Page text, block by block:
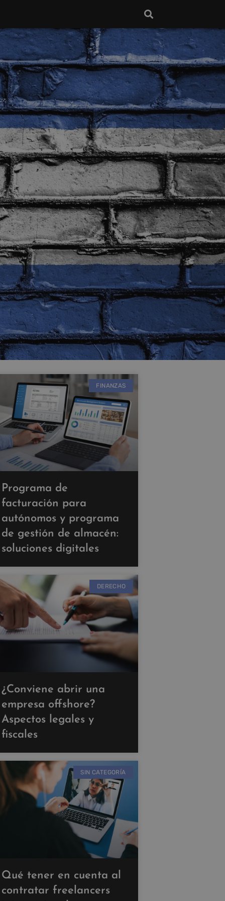
FINANZAS
Programa de
facturación para
autónomos y programa
de gestión de almacén:
soluciones digitales
DERECHO
¿Conviene abrir una
empresa offshore?
Aspectos legales y
fiscales
SIN CATEGORÍA
Qué tener en cuenta al
contratar freelancers